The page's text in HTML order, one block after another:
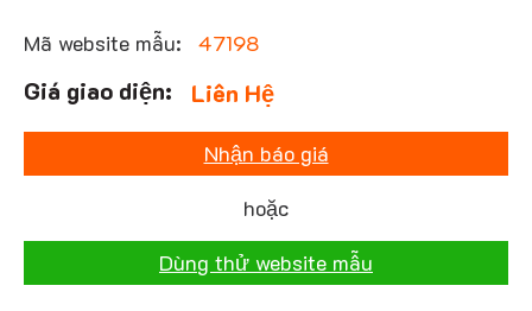
Mã website mẫu: 47198
Liên Hệ
Nhận báo giá
hoặc
Dùng thử website mẫu